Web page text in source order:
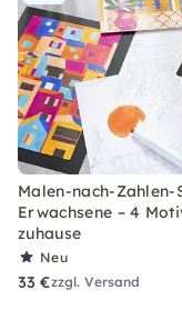
Malen-nach-Zahlen-
Erwachsene – 4
zuhause
Neu
33 €zzgl. Versand